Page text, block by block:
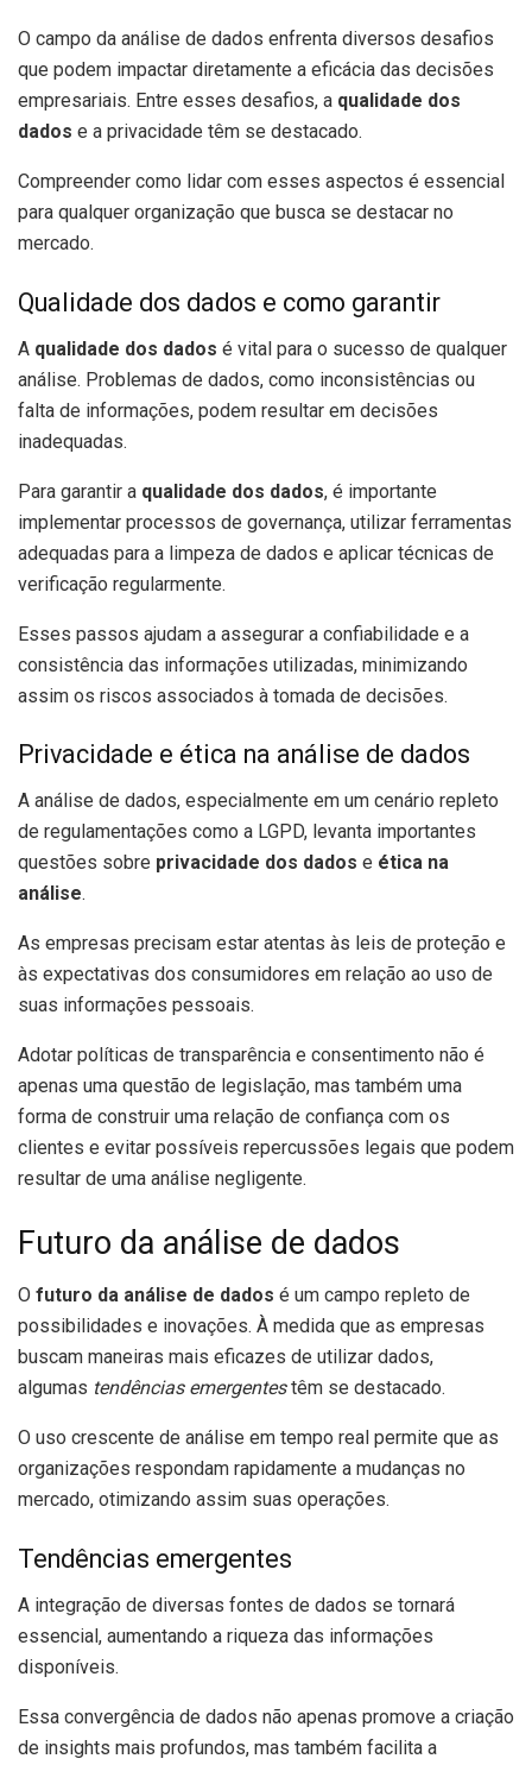
O campo da análise de dados enfrenta diversos desafios
que podem impactar diretamente a eficácia das decisões
empresariais. Entre esses desafios, a qualidade dos
dados e a privacidade têm se destacado.
Compreender como lidar com esses aspectos é essencial
para qualquer organização que busca se destacar no
mercado.
Qualidade dos dados e como garantir
A qualidade dos dados é vital para o sucesso de qualquer
análise. Problemas de dados, como inconsistências ou
falta de informações, podem resultar em decisões
inadequadas.
Para garantir a qualidade dos dados, é importante
implementar processos de governança, utilizar ferramentas
adequadas para a limpeza de dados e aplicar técnicas de
verificação regularmente.
Esses passos ajudam a assegurar a confiabilidade e a
consistência das informações utilizadas, minimizando
assim os riscos associados à tomada de decisões.
Privacidade e ética na análise de dados
A análise de dados, especialmente em um cenário repleto
de regulamentações como a LGPD, levanta importantes
questões sobre privacidade dos dados e ética na
análise.
As empresas precisam estar atentas às leis de proteção e
às expectativas dos consumidores em relação ao uso de
suas informações pessoais.
Adotar políticas de transparência e consentimento não é
apenas uma questão de legislação, mas também uma
forma de construir uma relação de confiança com os
clientes e evitar possíveis repercussões legais que podem
resultar de uma análise negligente.
Futuro da análise de dados
O futuro da análise de dados é um campo repleto de
possibilidades e inovações. À medida que as empresas
buscam maneiras mais eficazes de utilizar dados,
algumas tendências emergentestêm se destacado.
O uso crescente de análise em tempo real permite que as
organizações respondam rapidamente a mudanças no
mercado, otimizando assim suas operações.
Tendências emergentes
A integração de diversas fontes de dados se tornará
essencial, aumentando a riqueza das informações
disponíveis.
Essa convergência de dados não apenas promove a criação
de insights mais profundos, mas também facilita a